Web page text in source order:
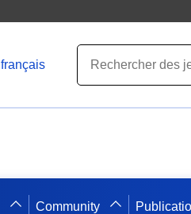
français
Community